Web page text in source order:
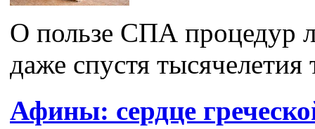
О пользе СПА процедур
даже спустя
Афины: сердце